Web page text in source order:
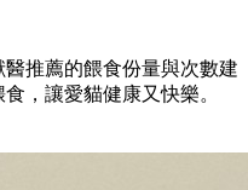
推薦的餵食份量與次數建
，讓愛貓健康又快樂。